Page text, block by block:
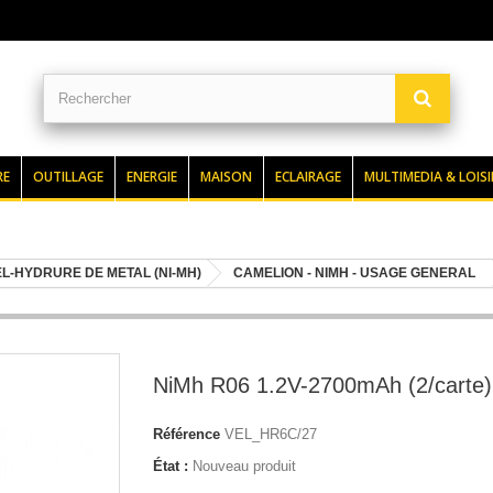
OUTILLAGE ENERGIE MAISON ECLAIRAGE MULTIMEDIA &
HYDRURE DE METAL (NI-MH) CAMELION - NIMH - USAGE GENERAL
NiMh R06 1.2V-2700mAh (2/carte)
Référence VEL_HR6C/27
État : Nouveau produit